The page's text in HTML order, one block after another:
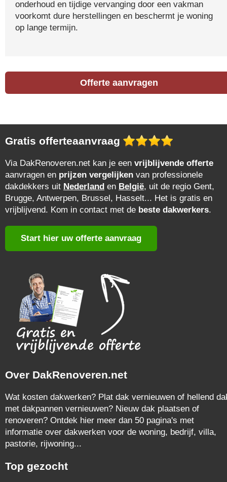
onderhoud en tijdige vervanging door een vakman
voorkomt dure herstellingen en beschermt je woning
op lange termijn.
Offerte aanvragen
Gratis offerteaanvraag
Via DakRenoveren.net kan je een vrijblijvende offerte
aanvragen en prijzen vergelijken van professionele
dakdekkers uit Nederland en België, uit de regio Gent,
Brugge, Antwerpen, Brussel, Hasselt... Het is gratis en
vrijblijvend. Kom in contact met de beste dakwerkers.
Start hier uw offerte aanvraag
Over DakRenoveren.net
Wat kosten dakwerken? Plat dak vernieuwen of hellend
met dakpannen vernieuwen? Nieuw dak plaatsen of
renoveren? Ontdek hier meer dan 50 pagina's met
informatie over dakwerken voor de woning, bedrijf, villa,
pastorie, rijwoning...
Top gezocht